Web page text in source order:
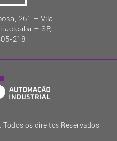
261 – Vila
– SP,
218
os direitos Reservados